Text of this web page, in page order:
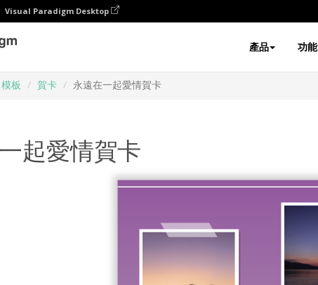
Visual Paradigm Desktop
產品 功能
模板 賀卡 永遠在一起愛情賀卡
起愛情賀卡